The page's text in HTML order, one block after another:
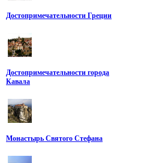
Достопримечательности Греции
Достопримечательности города
Кавала
Монастырь Святого Стефана